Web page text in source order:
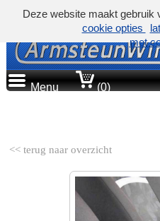
Menu (0)
<< terug naar overzicht
Deze website maakt gebruik
cookie opties
met